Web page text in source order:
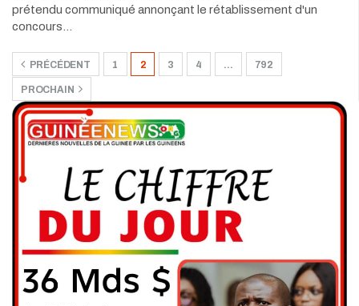
prétendu communiqué annonçant le rétablissement d'un
concours…
PRÉCÉDENT 1 2 3 4 … 792
PROCHAIN